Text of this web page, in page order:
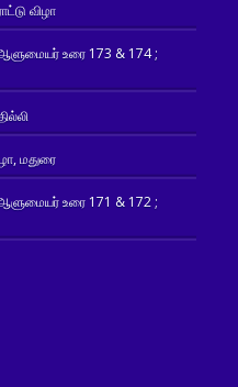
விழா
உரை 173 & 174 ;
மதுரை
உரை 171 & 172 ;